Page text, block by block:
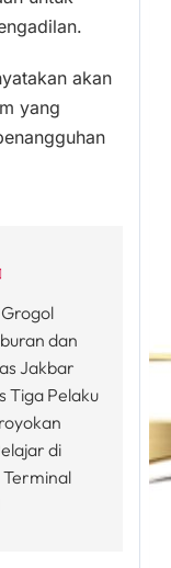
akan
yang
dan
Jakbar
Tiga Pelaku
di